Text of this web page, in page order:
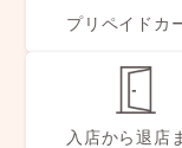
プリペイドカ
入店から退店